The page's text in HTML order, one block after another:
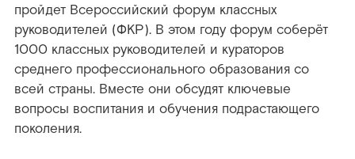
пройдет Всероссийский форум классных
руководителей (ФКР). В этом году форум соберёт
1000 классных руководителей и кураторов
среднего профессионального образования со
всей страны. Вместе они обсудят ключевые
вопросы воспитания и обучения подрастающего
поколения.